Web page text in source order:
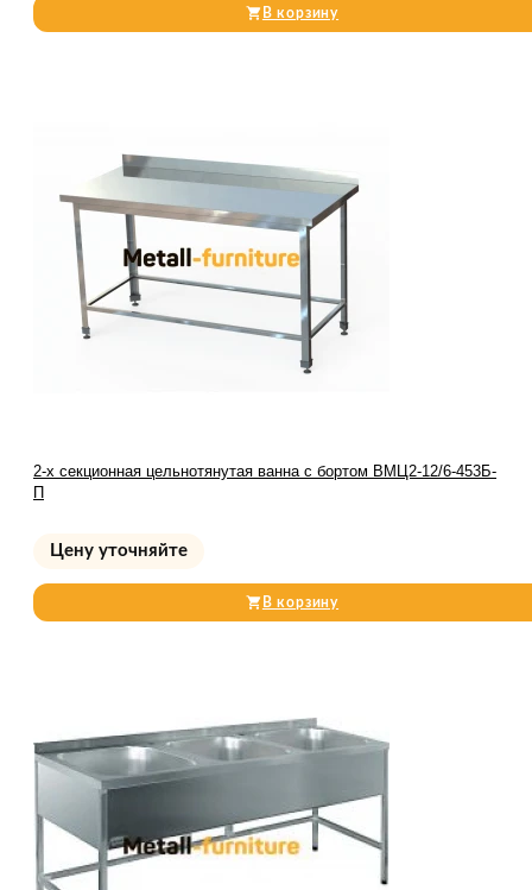
В корзину
2-х секционная цельнотянутая ванна с бортом ВМЦ2-12/6-453Б-
П
Цену уточняйте
В корзину